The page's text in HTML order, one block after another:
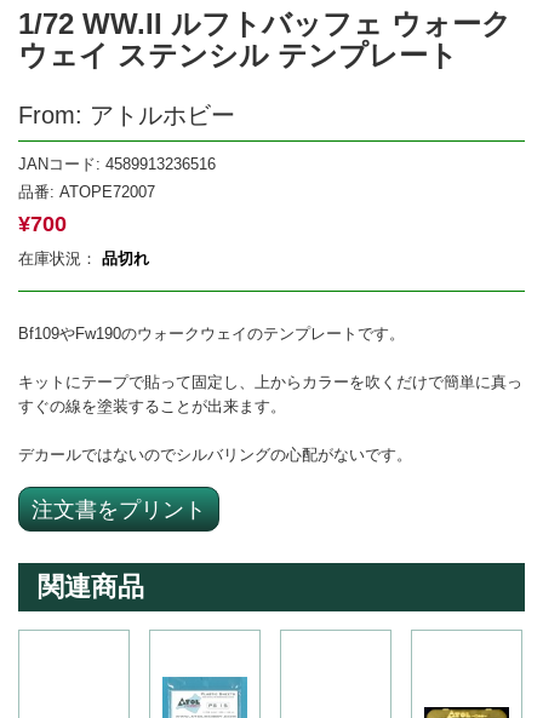
1/72 WW.II ルフトバッフェ ウォーク
ウェイ ステンシル テンプレート
From: アトルホビー
JANコード: 4589913236516
品番: ATOPE72007
¥700
在庫状況： 品切れ
Bf109やFw190のウォークウェイのテンプレートです。
キットにテープで貼って固定し、上からカラーを吹くだけで簡単に真っ
すぐの線を塗装することが出来ます。
デカールではないのでシルバリングの心配がないです。
注文書をプリント
関連商品